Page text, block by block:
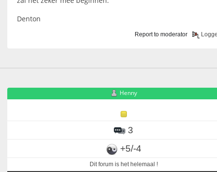
Denton
Report to moderator
Henny
3
+5/-4
Dit forum is het helemaal !